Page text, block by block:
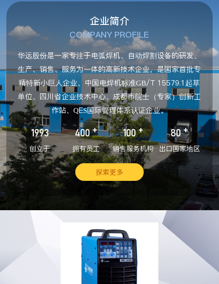
企业简介
COMPANY PROFILE
华远股份是一家专注于电弧焊机、自动焊割设备的研发、
生产、销售、服务为一体的高新技术企业，是国家首批专
精特新小巨人企业、中国电焊机标准GB/T 15579.1起草
单位、四川省企业技术中心、成都市院士（专家）创新工
作站、QES国际管理体系认证企业。
1993
创立于
400 +
拥有员工
100 +
销售服务机构
80 +
出口国家地区
探索更多